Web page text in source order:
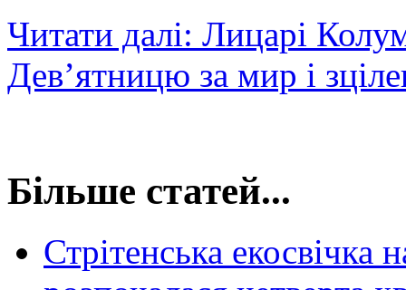
Читати далі: Лицарі
Дев’ятницю за мир і
Більше статей...
Стрітенська